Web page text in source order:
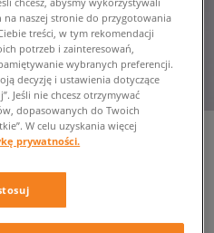
naszej stronie do przygotowania
treści, w tym rekomendacji
potrzeb i zainteresowań,
wybranych preferencji.
decyzję i ustawienia dotyczące
Jeśli nie chcesz otrzymywać
dopasowanych do Twoich
W celu uzyskania więcej
prywatności.